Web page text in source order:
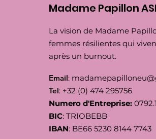
Madame Papillon
La vision de Madame
femmes résilientes qui
après un burnout.
Email:
Tel: +32 (0) 474 295756
Numero d'Entreprise:
BIC: TRIOBEBB
IBAN: BE66 5230 8144 7743